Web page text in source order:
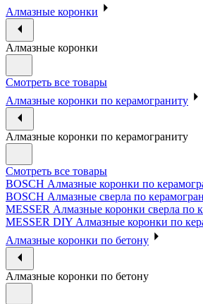
Алмазные коронки
Алмазные коронки
Смотреть все товары
Алмазные коронки по керамограниту
Алмазные коронки по керамограниту
Смотреть все товары
BOSCH Алмазные коронки по
BOSCH Алмазные сверла по
MESSER Алмазные коронки сверла по
MESSER DIY Алмазные коронки по
Алмазные коронки по бетону
Алмазные коронки по бетону